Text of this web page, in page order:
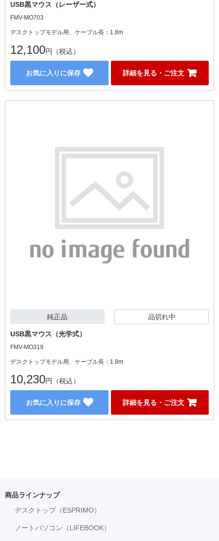
USB黒マウス（レーザー式）
FMV-MO703
デスクトップモデル用、ケーブル長：1.8m
12,100円（税込）
お気に入りに保存 詳細を見る・ご注文
純正品 品切れ中
USB黒マウス（光学式）
FMV-MO319
デスクトップモデル用、ケーブル長：1.8m
10,230円（税込）
お気に入りに保存 詳細を見る・ご注文
商品ラインナップ
デスクトップ（ESPRIMO）
ノートパソコン（LIFEBOOK）